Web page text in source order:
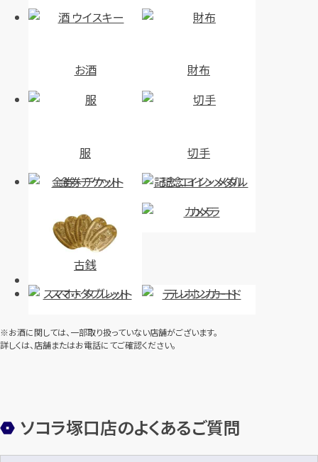
お酒 財布
服
切手
金券・チケット
記念コイン・メダル
古銭
カメラ
スマホ・タブレット テレホンカード
※お酒に関しては、一部取り扱っていない店舗がございます。
詳しくは、店舗またはお電話にてご確認ください。
ソコラ塚口店のよくあるご質問